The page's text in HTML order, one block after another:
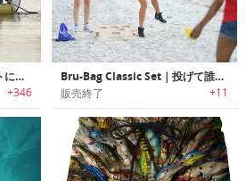
MYCANOE｜折り紙をヒントにデザインされた折りたたみ方式カヌー「マイカヌー」
+346
Bru-Bag Classic Set｜投げて誰でも簡単に楽しめるヤードゲームボード「ブルーバッグ」
販売終了 +11